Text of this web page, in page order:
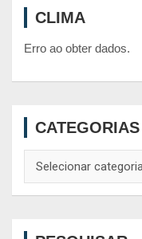
CLIMA
Erro ao obter dados.
CATEGORIAS